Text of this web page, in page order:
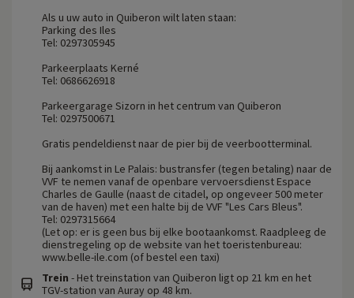
Als u uw auto in Quiberon wilt laten staan:
Parking des Iles
Tel: 0297305945
Parkeerplaats Kerné
Tel: 0686626918
Parkeergarage Sizorn in het centrum van Quiberon
Tel: 0297500671
Gratis pendeldienst naar de pier bij de veerbootterminal.
Bij aankomst in Le Palais: bustransfer (tegen betaling) naar de
VVF te nemen vanaf de openbare vervoersdienst Espace
Charles de Gaulle (naast de citadel, op ongeveer 500 meter
van de haven) met een halte bij de VVF "Les Cars Bleus".
Tel: 0297315664
(Let op: er is geen bus bij elke bootaankomst. Raadpleeg de
dienstregeling op de website van het toeristenbureau:
www.belle-ile.com (of bestel een taxi)
Trein - Het treinstation van Quiberon ligt op 21 km en het
TGV-station van Auray op 48 km.